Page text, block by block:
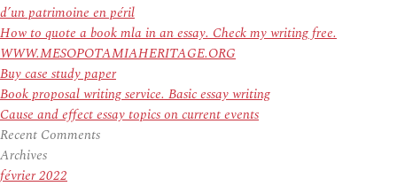
d’un patrimoine en péril
How to quote a book mla in an essay. Check my writing free.
WWW.MESOPOTAMIAHERITAGE.ORG
Buy case study paper
Book proposal writing service. Basic essay writing
Cause and effect essay topics on current events
Recent Comments
Archives
février 2022